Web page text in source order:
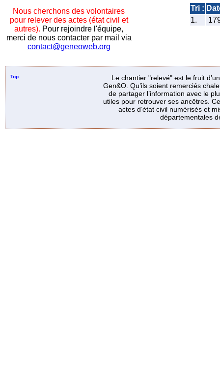
Nous cherchons des volontaires
pour relever des actes (état civil et
autres). Pour rejoindre l'équipe,
merci de nous contacter par mail via
contact@geneoweb.org
Tri :
1.
Top
Le chantier "relevé" est le fruit
Gen&O. Qu’ils soient remerciés
de partager l’information avec le
utiles pour retrouver ses ancêtres.
actes d’état civil numérisés et
départementales